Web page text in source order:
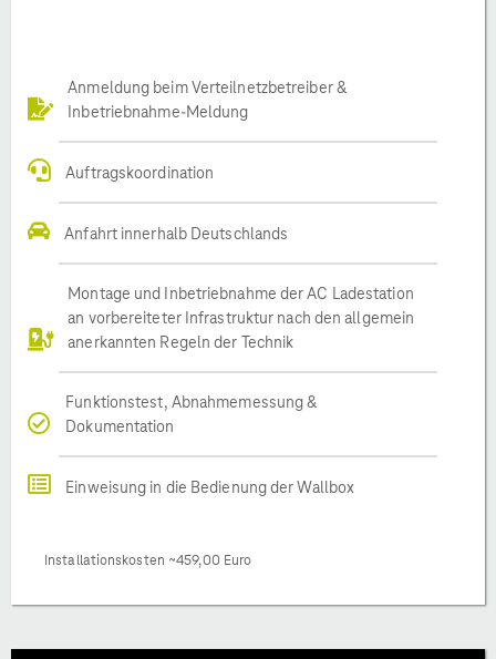
Anmeldung beim Verteilnetzbetreiber &
Inbetriebnahme-Meldung
Auftragskoordination
Anfahrt innerhalb Deutschlands
Montage und Inbetriebnahme der AC Ladestation
an vorbereiteter Infrastruktur nach den allgemein
anerkannten Regeln der Technik
Funktionstest, Abnahmemessung &
Dokumentation
Einweisung in die Bedienung der Wallbox
Installationskosten ~459,00 Euro